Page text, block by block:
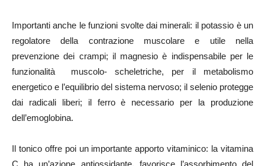
Importanti anche le funzioni svolte dai minerali: il potassio è un
regolatore della contrazione muscolare e utile nella
prevenzione dei crampi; il magnesio è indispensabile per le
funzionalità muscolo- scheletriche, per il metabolismo
energetico e l’equilibrio del sistema nervoso; il selenio protegge
dai radicali liberi; il ferro è necessario per la produzione
dell’emoglobina.
Il tonico offre poi un importante apporto vitaminico: la vitamina
C ha un’azione antiossidante, favorisce l’assorbimento del